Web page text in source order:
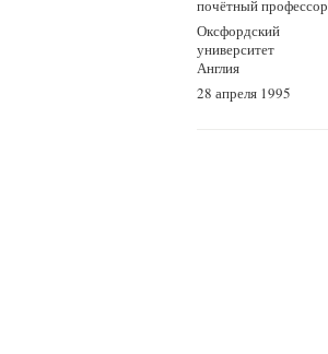
почётный профессор
Оксфордский
университет
Англия
28 апреля 1995